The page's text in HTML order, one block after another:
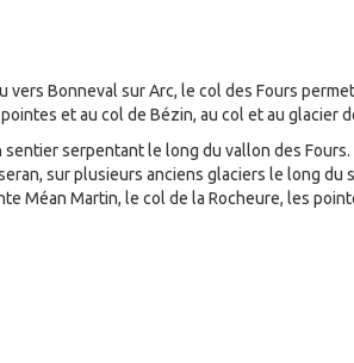
vers Bonneval sur Arc, le col des Fours
et au col de Bézin, au col et au glacier
sentier serpentant le long du vallon des
sur plusieurs anciens glaciers le long du
Méan Martin, le col de la Rocheure, les